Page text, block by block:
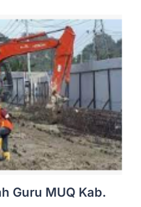
Guru MUQ Kab.